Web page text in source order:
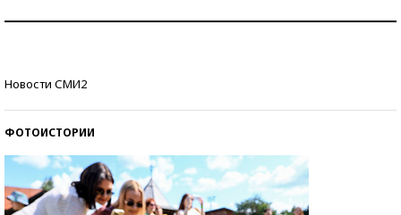
Новости СМИ2
ФОТОИСТОРИИ